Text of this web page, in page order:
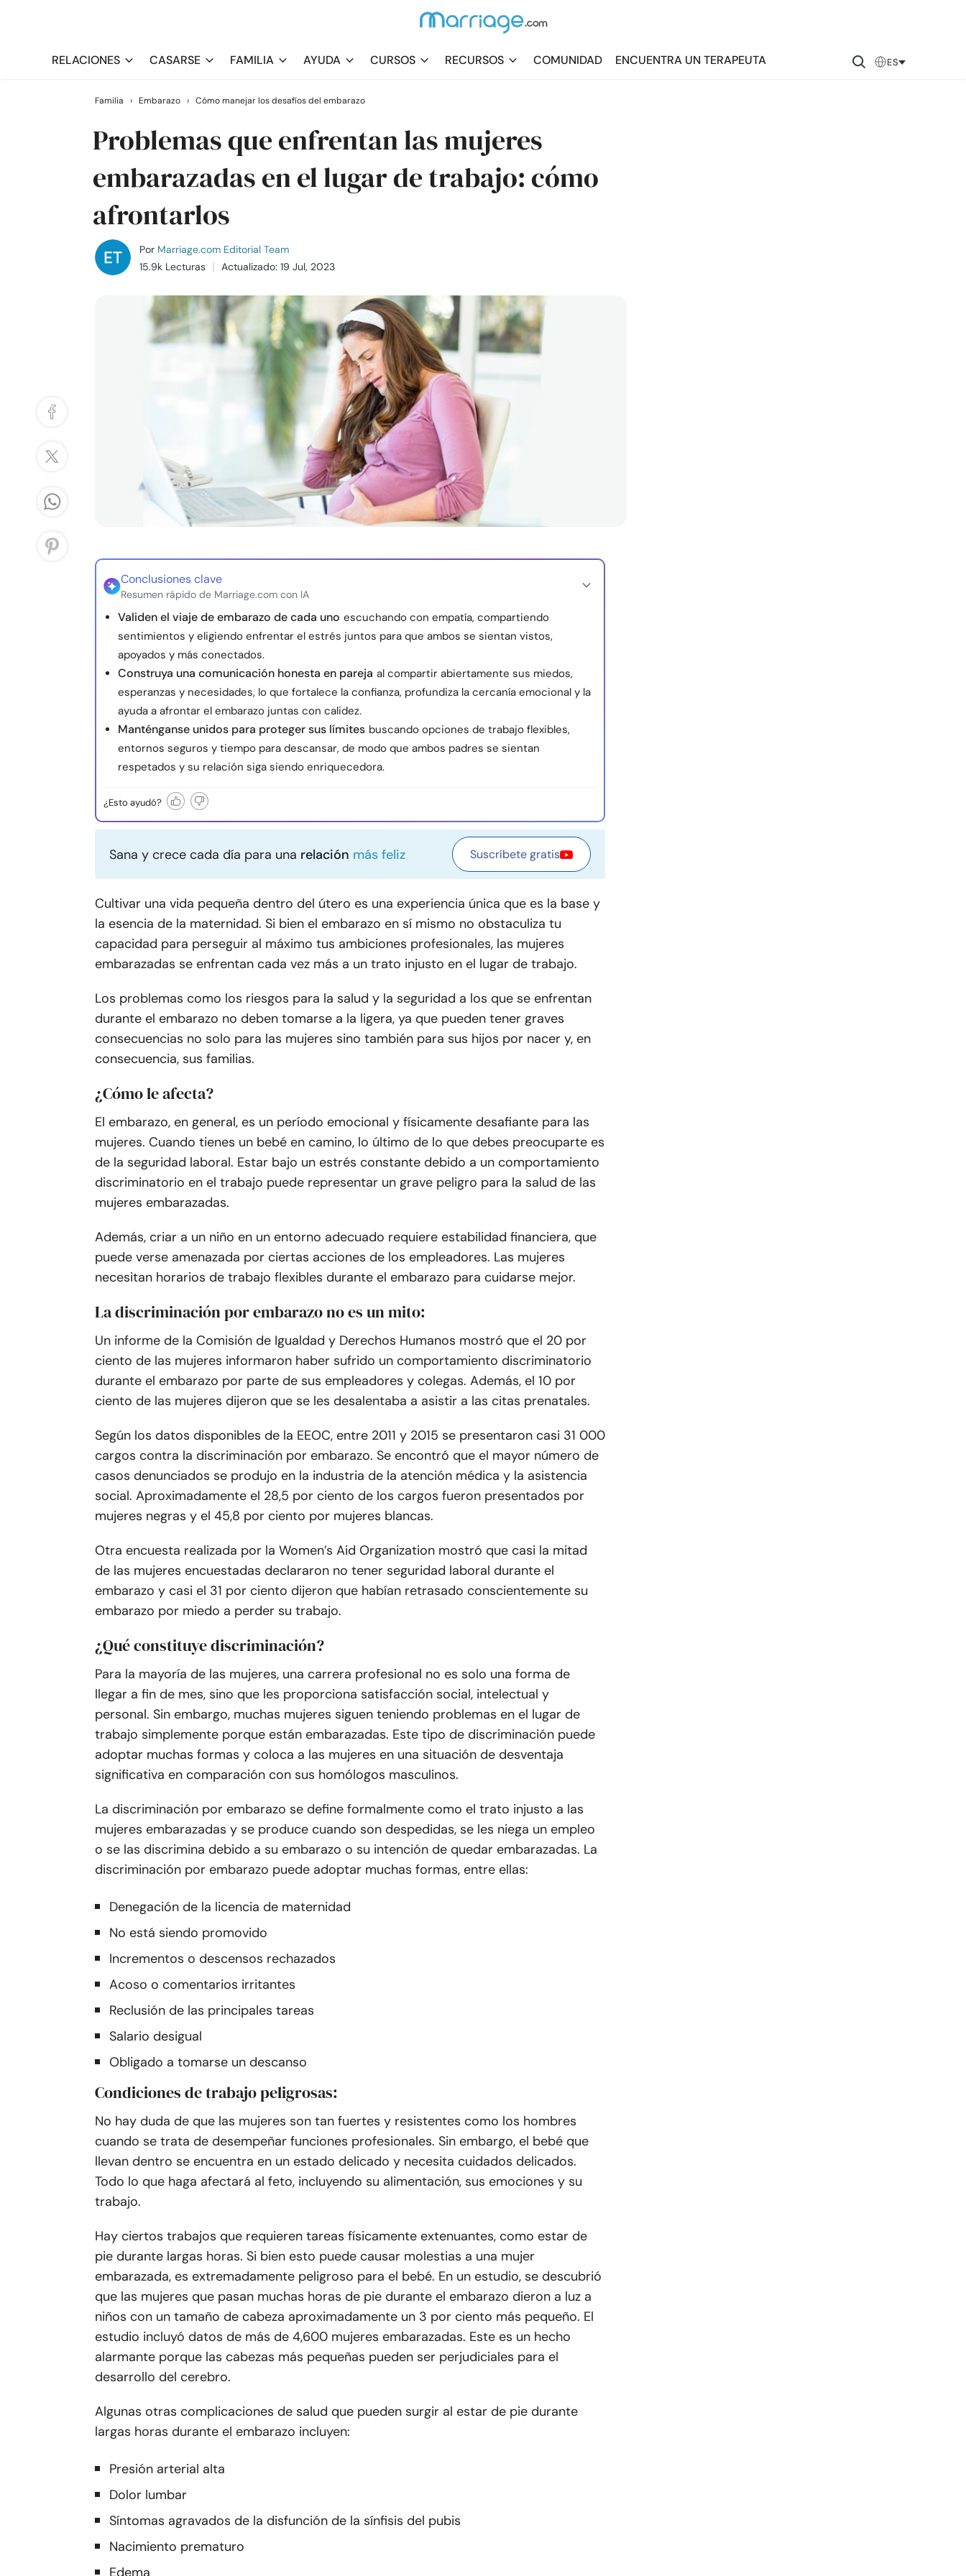
RELACIONES CASARSE FAMILIA AYUDA CURSOS RECURSOS COMUNIDAD ENCUENTRA UN TERAPEUTA ES
Familia › Embarazo › Cómo manejar los desafíos del embarazo
Problemas que enfrentan las mujeres
embarazadas en el lugar de trabajo: cómo
afrontarlos
Por Marriage.com Editorial Team
15.9k Lecturas
Actualizado: 19 Jul, 2023
Conclusiones clave
Resumen rápido de Marriage.com con IA
Validen el viaje de embarazo de cada uno escuchando con empatía, compartiendo
sentimientos y eligiendo enfrentar el estrés juntos para que ambos se sientan vistos,
apoyados y más conectados.
Construya una comunicación honesta en pareja al compartir abiertamente sus miedos,
esperanzas y necesidades, lo que fortalece la confianza, profundiza la cercanía emocional y la
ayuda a afrontar el embarazo juntas con calidez.
Manténganse unidos para proteger sus límites buscando opciones de trabajo flexibles,
entornos seguros y tiempo para descansar, de modo que ambos padres se sientan
respetados y su relación siga siendo enriquecedora.
¿Esto ayudó?
Sana y crece cada día para una relación más feliz Suscríbete gratis
Cultivar una vida pequeña dentro del útero es una experiencia única que es la base y
la esencia de la maternidad. Si bien el embarazo en sí mismo no obstaculiza tu
capacidad para perseguir al máximo tus ambiciones profesionales, las mujeres
embarazadas se enfrentan cada vez más a un trato injusto en el lugar de trabajo.
Los problemas como los riesgos para la salud y la seguridad a los que se enfrentan
durante el embarazo no deben tomarse a la ligera, ya que pueden tener graves
consecuencias no solo para las mujeres sino también para sus hijos por nacer y, en
consecuencia, sus familias.
¿Cómo le afecta?
El embarazo, en general, es un período emocional y físicamente desafiante para las
mujeres. Cuando tienes un bebé en camino, lo último de lo que debes preocuparte es
de la seguridad laboral. Estar bajo un estrés constante debido a un comportamiento
discriminatorio en el trabajo puede representar un grave peligro para la salud de las
mujeres embarazadas.
Además, criar a un niño en un entorno adecuado requiere estabilidad financiera, que
puede verse amenazada por ciertas acciones de los empleadores. Las mujeres
necesitan horarios de trabajo flexibles durante el embarazo para cuidarse mejor.
La discriminación por embarazo no es un mito:
Un informe de la Comisión de Igualdad y Derechos Humanos mostró que el 20 por
ciento de las mujeres informaron haber sufrido un comportamiento discriminatorio
durante el embarazo por parte de sus empleadores y colegas. Además, el 10 por
ciento de las mujeres dijeron que se les desalentaba a asistir a las citas prenatales.
Según los datos disponibles de la EEOC, entre 2011 y 2015 se presentaron casi 31 000
cargos contra la discriminación por embarazo. Se encontró que el mayor número de
casos denunciados se produjo en la industria de la atención médica y la asistencia
social. Aproximadamente el 28,5 por ciento de los cargos fueron presentados por
mujeres negras y el 45,8 por ciento por mujeres blancas.
Otra encuesta realizada por la Women’s Aid Organization mostró que casi la mitad
de las mujeres encuestadas declararon no tener seguridad laboral durante el
embarazo y casi el 31 por ciento dijeron que habían retrasado conscientemente su
embarazo por miedo a perder su trabajo.
¿Qué constituye discriminación?
Para la mayoría de las mujeres, una carrera profesional no es solo una forma de
llegar a fin de mes, sino que les proporciona satisfacción social, intelectual y
personal. Sin embargo, muchas mujeres siguen teniendo problemas en el lugar de
trabajo simplemente porque están embarazadas. Este tipo de discriminación puede
adoptar muchas formas y coloca a las mujeres en una situación de desventaja
significativa en comparación con sus homólogos masculinos.
La discriminación por embarazo se define formalmente como el trato injusto a las
mujeres embarazadas y se produce cuando son despedidas, se les niega un empleo
o se las discrimina debido a su embarazo o su intención de quedar embarazadas. La
discriminación por embarazo puede adoptar muchas formas, entre ellas:
Denegación de la licencia de maternidad
No está siendo promovido
Incrementos o descensos rechazados
Acoso o comentarios irritantes
Reclusión de las principales tareas
Salario desigual
Obligado a tomarse un descanso
Condiciones de trabajo peligrosas:
No hay duda de que las mujeres son tan fuertes y resistentes como los hombres
cuando se trata de desempeñar funciones profesionales. Sin embargo, el bebé que
llevan dentro se encuentra en un estado delicado y necesita cuidados delicados.
Todo lo que haga afectará al feto, incluyendo su alimentación, sus emociones y su
trabajo.
Hay ciertos trabajos que requieren tareas físicamente extenuantes, como estar de
pie durante largas horas. Si bien esto puede causar molestias a una mujer
embarazada, es extremadamente peligroso para el bebé. En un estudio, se descubrió
que las mujeres que pasan muchas horas de pie durante el embarazo dieron a luz a
niños con un tamaño de cabeza aproximadamente un 3 por ciento más pequeño. El
estudio incluyó datos de más de 4,600 mujeres embarazadas. Este es un hecho
alarmante porque las cabezas más pequeñas pueden ser perjudiciales para el
desarrollo del cerebro.
Algunas otras complicaciones de salud que pueden surgir al estar de pie durante
largas horas durante el embarazo incluyen:
Presión arterial alta
Dolor lumbar
Síntomas agravados de la disfunción de la sínfisis del pubis
Nacimiento prematuro
Edema